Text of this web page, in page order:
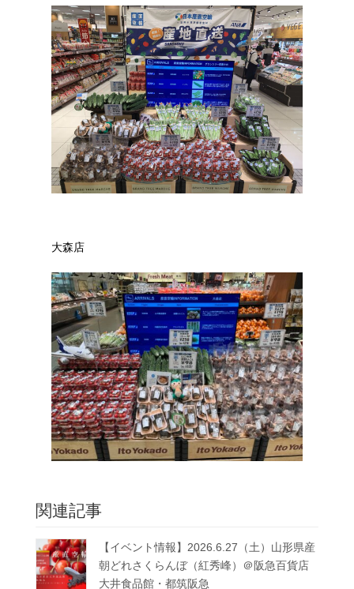
大森店
関連記事
【イベント情報】2026.6.27（土）山形県産
朝どれさくらんぼ（紅秀峰）＠阪急百貨店
大井食品館・都筑阪急